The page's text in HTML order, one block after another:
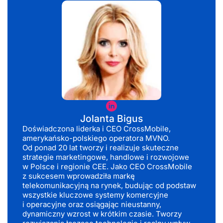
Jolanta
Bigus
Jolanta Bigus
Doświadczona liderka i CEO CrossMobile,
amerykańsko-polskiego operatora MVNO.
Od ponad 20 lat tworzy i realizuje skuteczne
strategie marketingowe, handlowe i rozwojowe
w Polsce i regionie CEE. Jako CEO CrossMobile
z sukcesem wprowadziła markę
telekomunikacyjną na rynek, budując od podstaw
wszystkie kluczowe systemy komercyjne
i operacyjne oraz osiągając nieustanny,
dynamiczny wzrost w krótkim czasie. Tworzy